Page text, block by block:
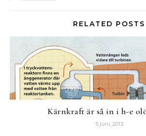
RELATED POSTS
Kärnkraft är så in i h-e
5 juni, 2013